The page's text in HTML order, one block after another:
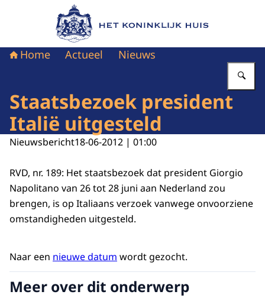
Naar de homepage van Het Koninklijk Huis
Home Actueel Nieuws
Staatsbezoek president
Italië uitgesteld
Nieuwsbericht18-06-2012 | 01:00
RVD, nr. 189: Het staatsbezoek dat president Giorgio
Napolitano van 26 tot 28 juni aan Nederland zou
brengen, is op Italiaans verzoek vanwege onvoorziene
omstandigheden uitgesteld.
Naar een nieuwe datum wordt gezocht.
Meer over dit onderwerp